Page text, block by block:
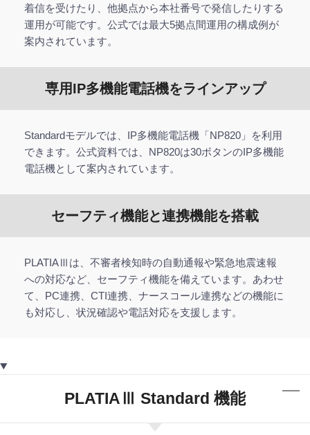
着信を受けたり、他拠点から本社番号で発信したりする
運用が可能です。公式では最大5拠点間運用の構成例が
案内されています。
専用IP多機能電話機をラインアップ
Standardモデルでは、IP多機能電話機「NP820」を利用
できます。公式資料では、NP820は30ボタンのIP多機能
電話機として案内されています。
セーフティ機能と連携機能を搭載
PLATIAⅢは、不審者検知時の自動通報や緊急地震速報
への対応など、セーフティ機能を備えています。あわせ
て、PC連携、CTI連携、ナースコール連携などの機能に
も対応し、状況確認や電話対応を支援します。
PLATIAⅢ Standard 機能